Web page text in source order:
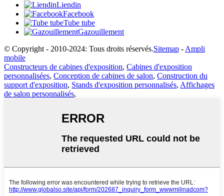
Liendin
Facebook
Tube tube
Gazouillement
© Copyright - 2010-2024: Tous droits réservés.Sitemap - Ampli
mobile
Constructeurs de cabines d'exposition, Cabines d'exposition
personnalisées, Conception de cabines de salon, Construction du
support d'exposition, Stands d'exposition personnalisés, Affichages
de salon personnalisés,